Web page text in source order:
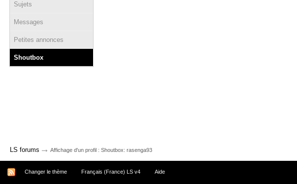
Sujets
Messages
Petites annonces
Shoutbox
LS forums → Affichage d'un profil : Shoutbox: rasenga93
Changer le thème Français (France) LS v4 Aide